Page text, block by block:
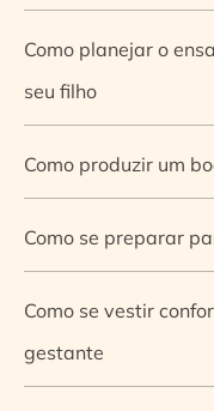
Como planejar o
seu filho
Como produzir um
Como se preparar
Como se vestir
gestante